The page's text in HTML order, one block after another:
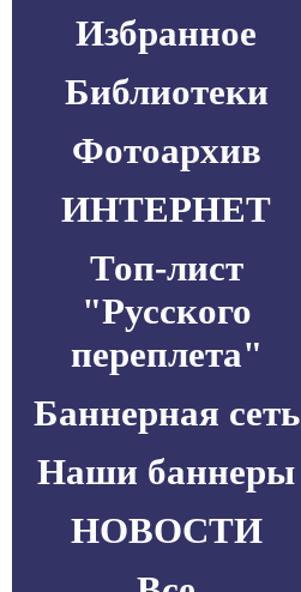
Избранное
Библиотеки
Фотоархив
ИНТЕРНЕТ
Топ-лист
"Русского
переплета"
Баннерная сеть
Наши баннеры
НОВОСТИ